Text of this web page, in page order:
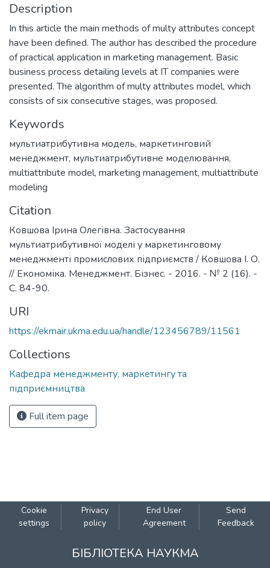
Description
In this article the main methods of multy attributes concept
have been defined. The author has described the procedure
of practical application in marketing management. Basic
business process detailing levels at IT companies were
presented. The algorithm of multy attributes model, which
consists of six consecutive stages, was proposed.
Keywords
мультиатрибутивна модель, маркетинговий
менеджмент, мультиатрибутивне моделювання,
multiattribute model, marketing management, multiattribute
modeling
Citation
Ковшова Ірина Олегівна. Застосування
мультиатрибутивної моделі у маркетинговому
менеджменті промислових підприємств / Ковшова І. О.
// Економіка. Менеджмент. Бізнес. - 2016. - № 2 (16). -
С. 84-90.
URI
https://ekmair.ukma.edu.ua/handle/123456789/11561
Collections
Кафедра менеджменту, маркетингу та
підприємництва
Full item page
Cookie
settings
Privacy
policy
End User
Agreement
Send
Feedback
БІБЛІОТЕКА НАУКМА